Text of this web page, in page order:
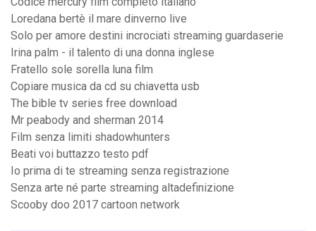
Loredana bertè il mare dinverno live
Solo per amore destini incrociati streaming guardaserie
Irina palm - il talento di una donna inglese
Fratello sole sorella luna film
Copiare musica da cd su chiavetta usb
The bible tv series free download
Mr peabody and sherman 2014
Film senza limiti shadowhunters
Beati voi buttazzo testo pdf
Io prima di te streaming senza registrazione
Senza arte né parte streaming altadefinizione
Scooby doo 2017 cartoon network